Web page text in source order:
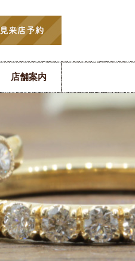
店舗案内